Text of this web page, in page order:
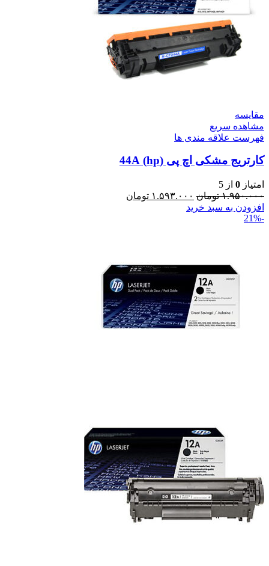
مقایسه
مشاهده سریع
فهرست علاقه مندی ها
کارتریج مشکی اچ پی (hp) 44A
امتیاز 0 از 5
۱.۹۵۰.۰۰۰ تومان ۱.۵۹۳.۰۰۰ تومان
افزودن به سبد خرید
-21%